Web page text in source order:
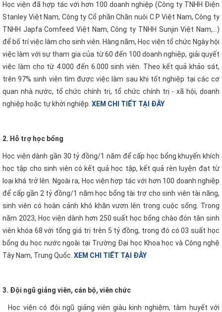
Học viện đã hợp tác với hơn 100 doanh nghiệp (Công ty TNHH Điện
Stanley Việt Nam, Công ty Cổ phần Chăn nuôi C.P Việt Nam, Công ty
TNHH Japfa Comfeed Việt Nam, Công ty TNHH Sunjin Việt Nam,...)
để bố trí việc làm cho sinh viên. Hàng năm, Học viện tổ chức Ngày hội
việc làm với sự tham gia của từ 60 đến 100 doanh nghiệp, giải quyết
việc làm cho từ 4.000 đến 6.000 sinh viên. Theo kết quả khảo sát,
trên 97% sinh viên tìm được việc làm sau khi tốt nghiệp tại các cơ
quan nhà nước, tổ chức chính trị, tổ chức chính trị - xã hội, doanh
nghiệp hoặc tự khởi nghiệp. XEM CHI TIẾT TẠI ĐÂY
2. Hỗ trợ học bổng
Học viện dành gần 30 tỷ đồng/1 năm để cấp học bổng khuyến khích
học tập cho sinh viên có kết quả học tập, kết quả rèn luyện đạt từ
loại khá trở lên. Ngoài ra, Học viện hợp tác với hơn 100 doanh nghiệp
để cấp gần 2 tỷ đồng/1 năm học bổng tài trợ cho sinh viên tài năng,
sinh viên có hoàn cảnh khó khăn vươn lên trong cuộc sống. Trong
năm 2023, Học viện dành hơn 250 suất học bổng chào đón tân sinh
viên khóa 68 với tổng giá trị trên 5 tỷ đồng, trong đó có 03 suất học
bổng du học nước ngoài tại Trường Đại học Khoa học và Công nghệ
Tây Nam, Trung Quốc. XEM CHI TIẾT TẠI ĐÂY
3. Đội ngũ giảng viên, cán bộ, viên chức
Học viện có đội ngũ giảng viên giàu kinh nghiệm, tâm huyết với